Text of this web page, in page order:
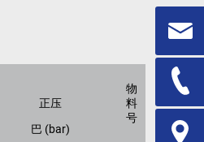
正压
巴 (bar)
物
料
号